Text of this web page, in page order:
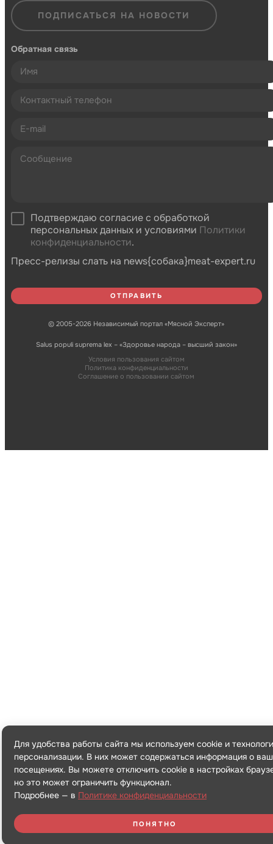
ПОДПИСАТЬСЯ НА НОВОСТИ
Обратная связь
Подтверждаю согласие с обработкой
персональных данных и условиями Политики
конфиденциальности.
Пресс-релизы слать на news{собака}meat-expert.ru
© 2005-2026 Независимый портал «Мясной Эксперт»
Salus populi suprema lex – «Здоровье народа – высший закон»
Условия пользования сайтом
Политика конфиденциальности
Соглашение о пользовании сайтом
Для удобства работы сайта мы используем cookie и
персонализации. В них может содержаться информация о
посещениях. Вы можете отключить cookie в настройках
но это может ограничить функционал.
Подробнее — в Политике конфиденциальности
ПОНЯТНО